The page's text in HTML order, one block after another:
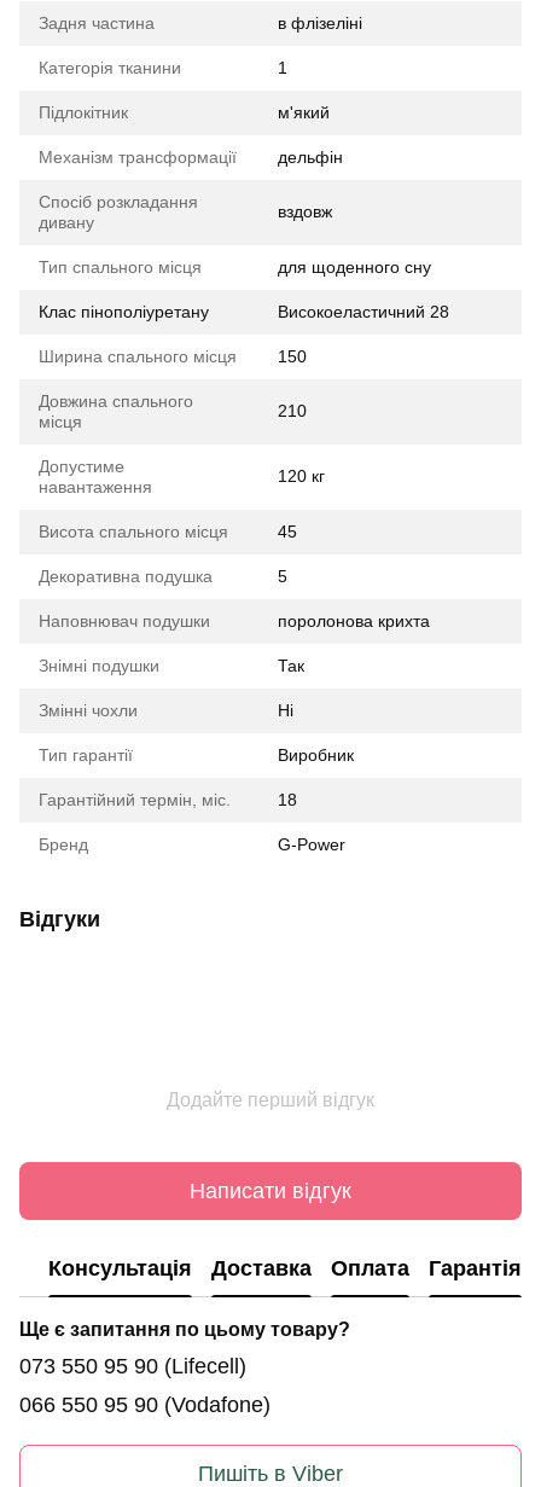
Задня частина в флізеліні
Категорія тканини 1
Підлокітник м'який
Механізм трансформації дельфін
Спосіб розкладання
дивану
вздовж
Тип спального місця для щоденного сну
Клас пінополіуретану Високоеластичний 28
Ширина спального місця 150
Довжина спального
місця
210
Допустиме
навантаження
120 кг
Висота спального місця 45
Декоративна подушка 5
Наповнювач подушки поролонова крихта
Знімні подушки Так
Змінні чохли Ні
Тип гарантії Виробник
Гарантійний термін, міс. 18
Бренд G-Power
Відгуки
Додайте перший відгук
Написати відгук
Консультація Доставка Оплата Гарантія
Ще є запитання по цьому товару?
073 550 95 90 (Lifecell)
066 550 95 90 (Vodafone)
Пишіть в Viber